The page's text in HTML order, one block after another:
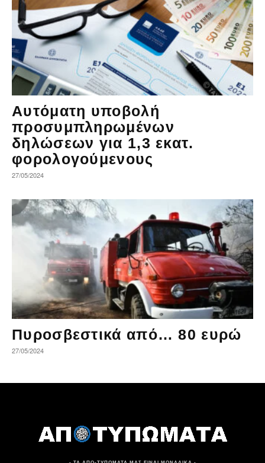
Αυτόματη υποβολή
προσυμπληρωμένων
δηλώσεων για 1,3 εκατ.
φορολογούμενους
27/05/2024
Πυροσβεστικά από… 80 ευρώ
27/05/2024